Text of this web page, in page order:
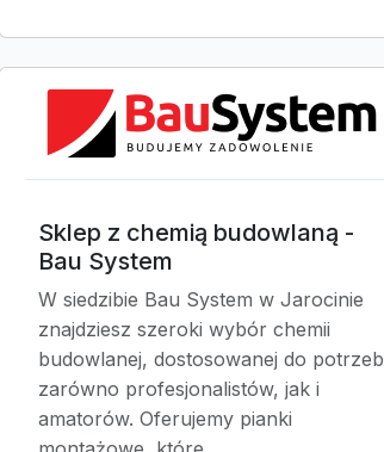
Sklep z chemią budowlaną -
Bau System
W siedzibie Bau System w Jarocinie
znajdziesz szeroki wybór chemii
budowlanej, dostosowanej do potrzeb
zarówno profesjonalistów, jak i
amatorów. Oferujemy pianki